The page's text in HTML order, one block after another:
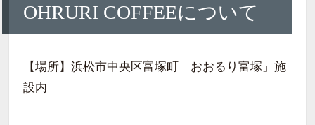
OHRURI COFFEEについて
【場所】浜松市中央区富塚町「おおるり富塚」施
設内